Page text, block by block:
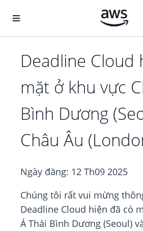
Deadline Cloud
mặt ở khu vực
Bình Dương
Châu Âu
Ngày đăng: 12 Th09 2025
Chúng tôi rất vui mừng
Deadline Cloud hiện đã có
Á Thái Bình Dương (Seoul)